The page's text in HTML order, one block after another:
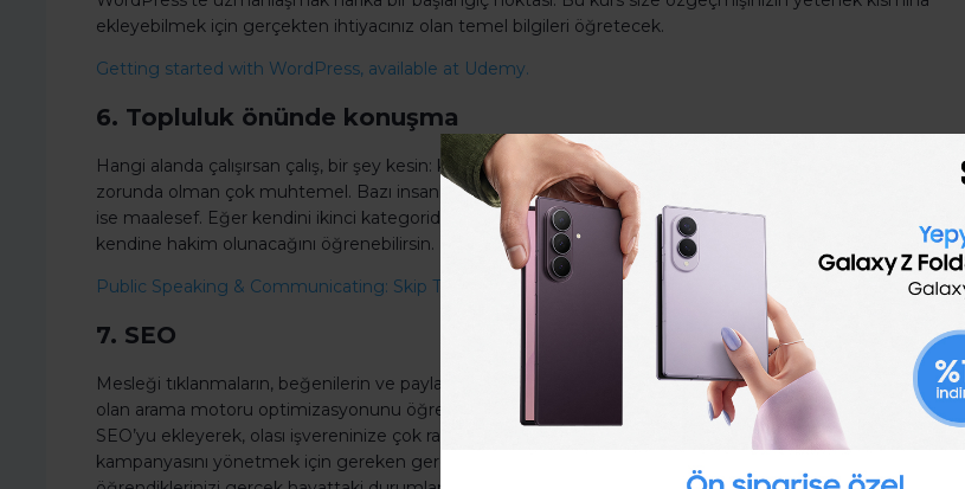
ekleyebilmek için gerçekten ihtiyacınız olan temel bilgileri öğretecek.
Getting started with WordPress, available at Udemy.
6. Topluluk önünde konuşma
Hangi alanda çalışırsan çalış, bir şey kesin: kariyerinin bir noktasında geniş bir kalabalığın önünde konuşmak
zorunda olman çok muhtemel. Bazı insanlar topluluk önünde konuşmada doğuştan yeteneklidir; diğerleri
ise maalesef. Eğer kendini ikinci kategoride görüyorsan bu kullanışlı kursla nasıl sakin, soğukkanlı ve
kendine hakim olunacağını öğrenebilirsin.
Public Speaking & Communicating: Skip Theory, Master the Art, available at Udemy.
7. SEO
Mesleği tıklanmaların, beğenilerin ve paylaşımların başarısını ölçmek olan herkes için mükemmel bir araç
olan arama motoru optimizasyonunu öğrenmeyi bir düşünün deriz… Özgeçmişinizin yetenek kısmına
SEO’yu ekleyerek, olası işvereninize çok rağbet gören bir makaleyi ya da başarılı bir sosyal medya
kampanyasını yönetmek için gereken gerekliliklerin sizde olduğunu gösterebilirsiniz. Emin olmak için